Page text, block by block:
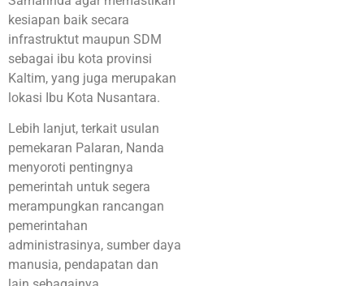
kesiapan baik secara
infrastruktut maupun SDM
sebagai ibu kota provinsi
Kaltim, yang juga merupakan
lokasi Ibu Kota Nusantara.
Lebih lanjut, terkait usulan
pemekaran Palaran, Nanda
menyoroti pentingnya
pemerintah untuk segera
merampungkan rancangan
pemerintahan
administrasinya, sumber daya
manusia, pendapatan dan